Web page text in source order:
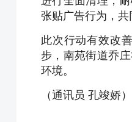
张贴广告行为，共
此次行动有效改
步，南苑街道乔
环境。
（通讯员 孔竣娇）